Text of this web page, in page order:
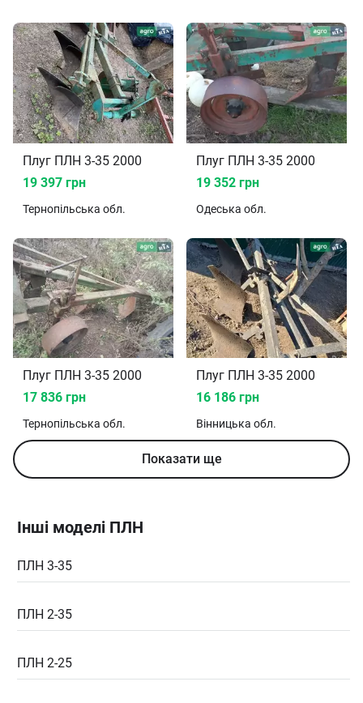
Плуг ПЛН 3-35 2000
19 397 грн
Тернопільська обл.
Плуг ПЛН 3-35 2000
19 352 грн
Одеська обл.
Плуг ПЛН 3-35 2000
17 836 грн
Тернопільська обл.
Плуг ПЛН 3-35 2000
16 186 грн
Вінницька обл.
Показати ще
Інші моделі ПЛН
ПЛН 3-35
ПЛН 2-35
ПЛН 2-25